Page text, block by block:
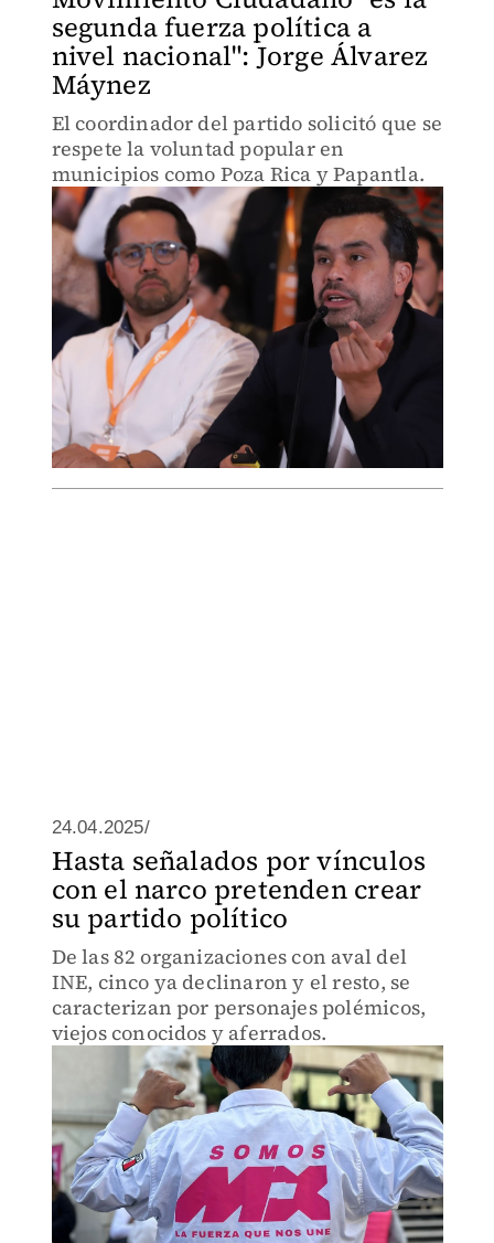
segunda fuerza política a
nivel nacional": Jorge Álvarez
Máynez
El coordinador del partido solicitó que se
respete la voluntad popular en
municipios como Poza Rica y Papantla.
24.04.2025/
Hasta señalados por vínculos
con el narco pretenden crear
su partido político
De las 82 organizaciones con aval del
INE, cinco ya declinaron y el resto, se
caracterizan por personajes polémicos,
viejos conocidos y aferrados.